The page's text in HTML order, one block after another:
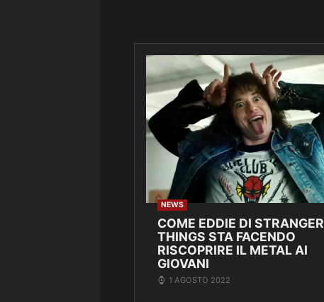
NEWS
COME EDDIE DI STRANGER
THINGS STA FACENDO
RISCOPRIRE IL METAL AI
GIOVANI
1 AGOSTO 2022